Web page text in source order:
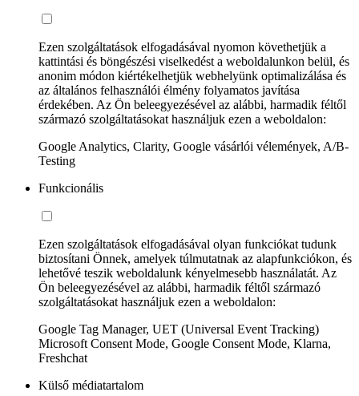
Ezen szolgáltatások elfogadásával nyomon követhetjük a
kattintási és böngészési viselkedést a weboldalunkon belül, és
anonim módon kiértékelhetjük webhelyünk optimalizálása és
az általános felhasználói élmény folyamatos javítása
érdekében. Az Ön beleegyezésével az alábbi, harmadik féltől
származó szolgáltatásokat használjuk ezen a weboldalon:
Google Analytics, Clarity, Google vásárlói vélemények, A/B-
Testing
Funkcionális
Ezen szolgáltatások elfogadásával olyan funkciókat tudunk
biztosítani Önnek, amelyek túlmutatnak az alapfunkciókon, és
lehetővé teszik weboldalunk kényelmesebb használatát. Az
Ön beleegyezésével az alábbi, harmadik féltől származó
szolgáltatásokat használjuk ezen a weboldalon:
Google Tag Manager, UET (Universal Event Tracking)
Microsoft Consent Mode, Google Consent Mode, Klarna,
Freshchat
Külső médiatartalom